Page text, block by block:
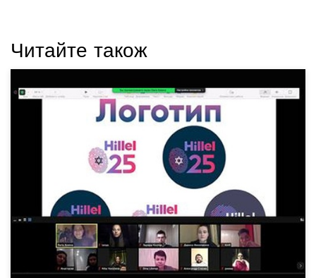
Читайте також